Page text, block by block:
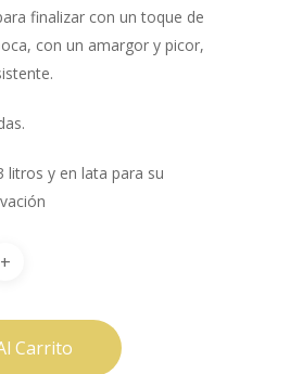
finalizar con un toque de
con un amargor y picor,
litros y en lata para su
Carrito